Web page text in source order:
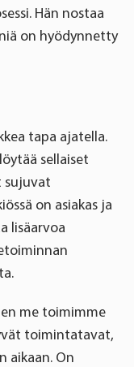
Hän nostaa
on hyödynnetty
tapa ajatella.
sellaiset
sujuvat
on asiakas ja
lisäarvoa
me toimimme
toimintatavat,
aikaan. On